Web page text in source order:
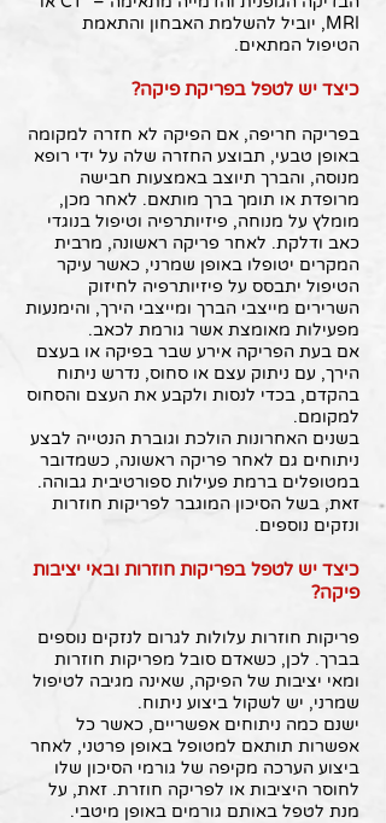
MRI, יוביל להשלמת האבחון והתאמת
הטיפול המתאים.
כיצד יש לטפל בפריקת פיקה?
בפריקה חריפה, אם הפיקה לא חזרה למקומה
באופן טבעי, תבוצע החזרה שלה על ידי רופא
מנוסה, והברך תיוצב באמצעות חבישה
מרופדת או תומך ברך מותאם. לאחר מכן,
מומלץ על מנוחה, פיזיותרפיה וטיפול בנוגדי
כאב ודלקת. לאחר פריקה ראשונה, מרבית
המקרים יטופלו באופן שמרני, כאשר עיקר
הטיפול יתבסס על פיזיותרפיה לחיזוק
השרירים מייצבי הברך ומייצבי הירך, והימנעות
מפעילות מאומצת אשר גורמת לכאב.
אם בעת הפריקה אירע שבר בפיקה או בעצם
הירך, עם ניתוק עצם או סחוס, נדרש ניתוח
בהקדם, בכדי לנסות ולקבע את העצם והסחוס
למקומם.
בשנים האחרונות הולכת וגוברת הנטייה לבצע
ניתוחים גם לאחר פריקה ראשונה, כשמדובר
במטופלים ברמת פעילות ספורטיבית גבוהה.
זאת, בשל הסיכון המוגבר לפריקות חוזרות
ונזקים נוספים.
כיצד יש לטפל בפריקות חוזרות ובאי יציבות
פיקה?
פריקות חוזרות עלולות לגרום לנזקים נוספים
בברך. לכן, כשאדם סובל מפריקות חוזרות
ומאי יציבות של הפיקה, שאינה מגיבה לטיפול
שמרני, יש לשקול ביצוע ניתוח.
ישנם כמה ניתוחים אפשריים, כאשר כל
אפשרות תותאם למטופל באופן פרטני, לאחר
ביצוע הערכה מקיפה של גורמי הסיכון שלו
לחוסר היציבות או לפריקה חוזרת. זאת, על
מנת לטפל באותם גורמים באופן מיטבי.